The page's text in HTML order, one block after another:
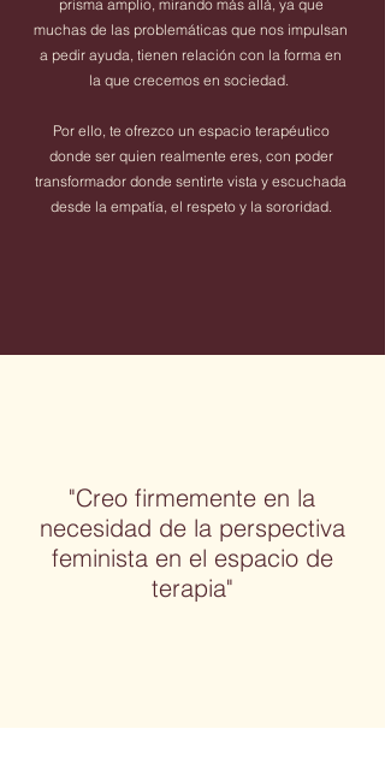
prisma amplio, mirando más allá, ya que
muchas de las problemáticas que nos impulsan
a pedir ayuda, tienen relación con la forma en
la que crecemos en sociedad.
Por ello, te ofrezco un espacio terapéutico
donde ser quien realmente eres, con poder
transformador donde sentirte vista y escuchada
desde la empatía, el respeto y la sororidad.
"Creo firmemente en la
necesidad de la perspectiva
feminista en el espacio de
terapia"